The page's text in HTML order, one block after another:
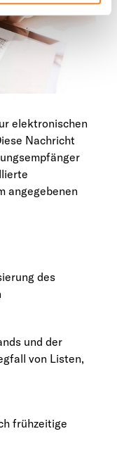
elektronischen
Nachricht
angegebenen
des
und der
von Listen,
frühzeitige